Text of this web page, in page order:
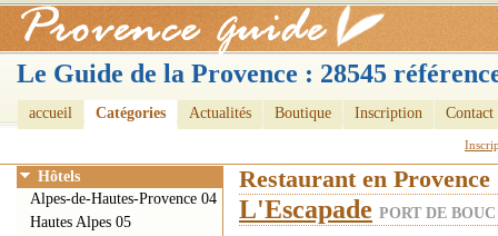
Le Guide de la Provence : 28545
accueil Catégories Actualités Boutique Inscription Contact
Restaurant en Provence
L'Escapade PORT DE
Hôtels
Alpes-de-Hautes-Provence 04
Hautes Alpes 05